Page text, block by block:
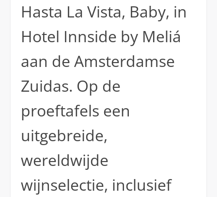
Hasta La Vista, Baby, in
Hotel Innside by Meliá
aan de Amsterdamse
Zuidas. Op de
proeftafels een
uitgebreide,
wereldwijde
wijnselectie, inclusief